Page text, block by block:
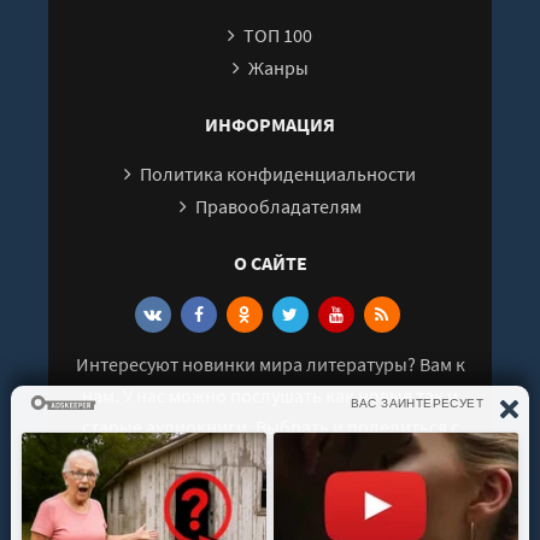
ТОП 100
Жанры
ИНФОРМАЦИЯ
Политика конфиденциальности
Правообладателям
О САЙТЕ
Интересуют новинки мира литературы? Вам к
нам. У нас можно послушать как новые так и
старые аудиокниги. Выбрать и поделиться с
друзьями лучшими аудиокнигами!